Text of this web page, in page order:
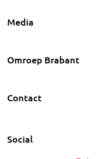
Media
Omroep Brabant
Contact
Social